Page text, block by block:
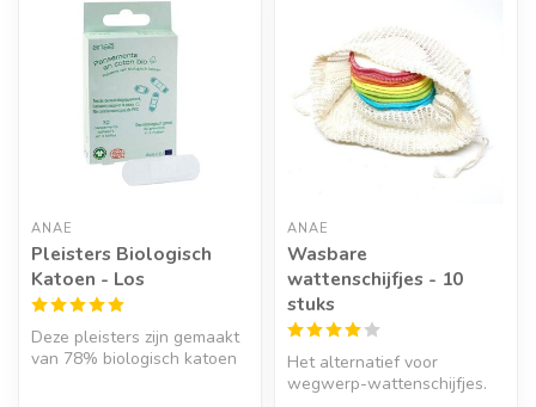
ANAÉ
Pleisters Biologisch
Katoen - Los
Deze pleisters zijn gemaakt
van 78% biologisch katoen
ANAÉ
Wasbare
wattenschijfjes - 10
stuks
Het alternatief voor
wegwerp-wattenschijfjes.